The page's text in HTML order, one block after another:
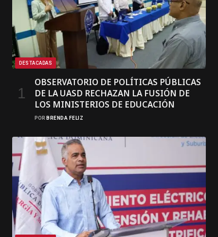
DESTACADAS
OBSERVATORIO DE POLÍTICAS PÚBLICAS
DE LA UASD RECHAZAN LA FUSIÓN DE
LOS MINISTERIOS DE EDUCACIÓN
POR BRENDA FELIZ